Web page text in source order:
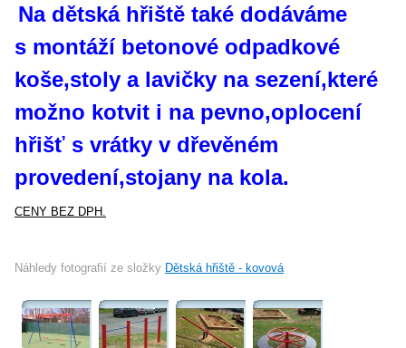
Na dětská hřiště také dodáváme
s montáží betonové odpadkové
koše,stoly a lavičky na sezení,které
možno kotvit i na pevno,oplocení
hřišť s vrátky v dřevěném
provedení,stojany na kola.
CENY BEZ DPH.
Náhledy fotografií ze složky Dětská hřiště - kovová